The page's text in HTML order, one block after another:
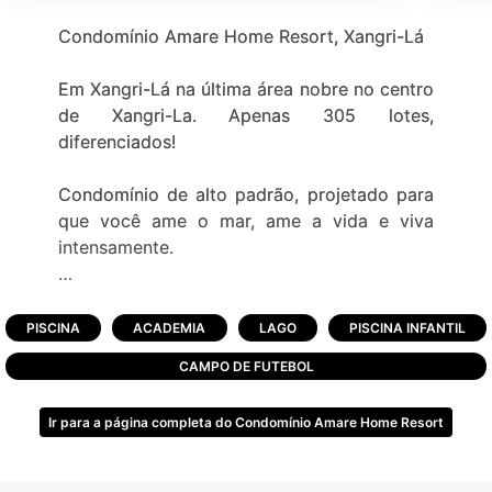
Condomínio Amare Home Resort, Xangri-Lá
Em Xangri-Lá na última área nobre no centro
de Xangri-La. Apenas 305 lotes,
diferenciados!
Condomínio de alto padrão, projetado para
que você ame o mar, ame a vida e viva
intensamente.
-Pórtico de entrada;
-Fitness center completo;
-Salão de festas;
-Piscina;
PISCINA ACADEMIA LAGO PISCINA INFANTIL
CAMPO DE FUTEBOL
Ir para a página completa do Condomínio Amare Home Resort